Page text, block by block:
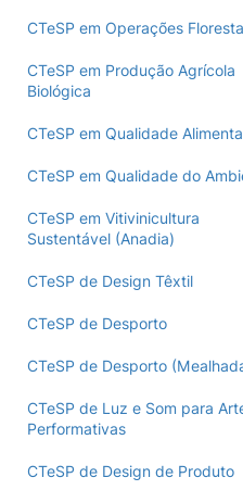
CTeSP em Operações
CTeSP em Produção Agrícola
Biológica
CTeSP em Qualidade
CTeSP em Qualidade do
CTeSP em Vitivinicultura
Sustentável (Anadia)
CTeSP de Design Têxtil
CTeSP de Desporto
CTeSP de Desporto
CTeSP de Luz e Som para
Performativas
CTeSP de Design de Produto